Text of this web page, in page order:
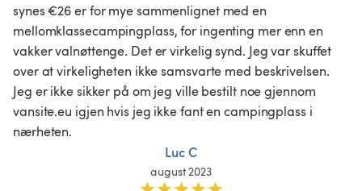
synes €26 er for mye sammenlignet med en
mellomklassecampingplass, for ingenting mer enn en
vakker valnøttenge. Det er virkelig synd. Jeg var skuffet
over at virkeligheten ikke samsvarte med beskrivelsen.
Jeg er ikke sikker på om jeg ville bestilt noe gjennom
vansite.eu igjen hvis jeg ikke fant en campingplass i
nærheten.
Luc C
august 2023